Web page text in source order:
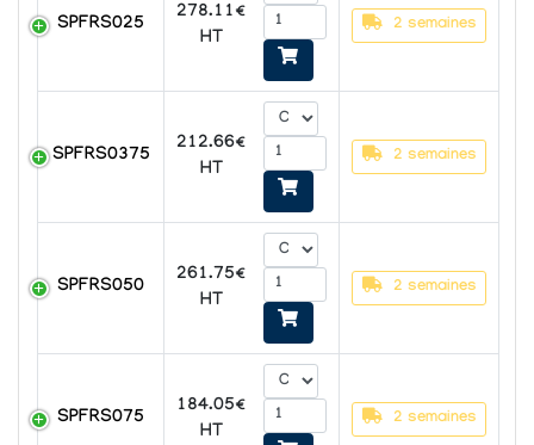
SPFRS025
278.11€
HT
2 semaines
SPFRS0375
212.66€
HT
2 semaines
SPFRS050
261.75€
HT
2 semaines
SPFRS075
184.05€
HT
2 semaines